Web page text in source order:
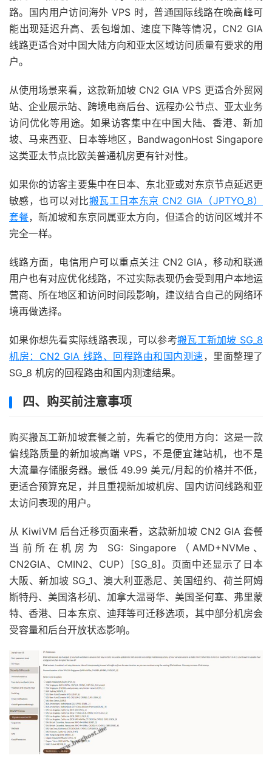
路。国内用户访问海外 VPS 时，普通国际线路在晚高峰可
能出现延迟升高、丢包增加、速度下降等情况，CN2 GIA
线路更适合对中国大陆方向和亚太区域访问质量有要求的用
户。
从使用场景来看，这款新加坡 CN2 GIA VPS 更适合外贸网
站、企业展示站、跨境电商后台、远程办公节点、亚太业务
访问优化等用途。如果访客集中在中国大陆、香港、新加
坡、马来西亚、日本等地区，BandwagonHost Singapore
这类亚太节点比欧美普通机房更有针对性。
如果你的访客主要集中在日本、东北亚或对东京节点延迟更
敏感，也可以对比搬瓦工日本东京 CN2 GIA（JPTYO_8）
套餐，新加坡和东京同属亚太方向，但适合的访问区域并不
完全一样。
线路方面，电信用户可以重点关注 CN2 GIA，移动和联通
用户也有对应优化线路，不过实际表现仍会受到用户本地运
营商、所在地区和访问时间段影响，建议结合自己的网络环
境再做选择。
如果你想先看实际线路表现，可以参考搬瓦工新加坡 SG_8
机房：CN2 GIA 线路、回程路由和国内测速，里面整理了
SG_8 机房的回程路由和国内测速结果。
四、购买前注意事项
购买搬瓦工新加坡套餐之前，先看它的使用方向：这是一款
偏线路质量的新加坡高端 VPS，不是便宜建站机，也不是
大流量存储服务器。最低 49.99 美元/月起的价格并不低，
更适合预算充足，并且重视新加坡机房、国内访问线路和亚
太访问表现的用户。
从 KiwiVM 后台迁移页面来看，这款新加坡 CN2 GIA 套餐
当前所在机房为 SG: Singapore（AMD+NVMe、
CN2GIA、CMIN2、CUP）[SG_8]。页面中还显示了日本
大阪、新加坡 SG_1、澳大利亚悉尼、美国纽约、荷兰阿姆
斯特丹、美国洛杉矶、加拿大温哥华、美国圣何塞、弗里蒙
特、香港、日本东京、迪拜等可迁移选项，其中部分机房会
受容量和后台开放状态影响。